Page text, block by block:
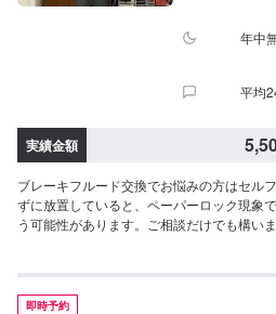
年中
平均
実績金額
ブレーキフルード交換でお悩みの方はセル
ずに放置していると、ペーパーロック現象
う可能性があります。ご相談だけでも構い
即時予約